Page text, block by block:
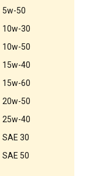
5w-50
10w-30
10w-50
15w-40
15w-60
20w-50
25w-40
SAE 30
SAE 50